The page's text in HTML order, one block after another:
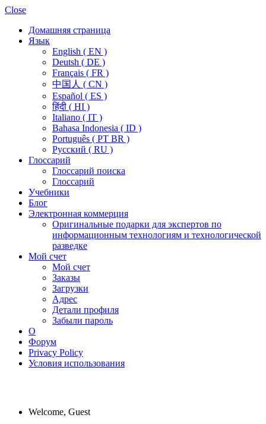
Close
Домашняя страница
Язык
English ( EN )
Deutsh ( DE )
Français ( FR )
中国人 ( CN )
Español ( ES )
हिंदी ( HI )
Italiano ( IT )
Bahasa Indonesia ( ID )
Português ( PT BR )
Pусский ( RU )
Глоссарий
Глоссарий поиска
Глоссарий
Учебники
Блог
Электронная коммерция
Оригинальные подарки для экспертов по
информационным технологиям и технологической
разведке
Мой счет
Мой счет
Заказы
Загрузки
Адрес
Детали профиля
Забыли пароль
О
Форум
Privacy Policy
Условия использования
Welcome, Guest